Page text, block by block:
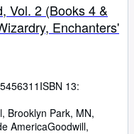
Vol. 2 (Books 4 &
Enchanters'
ISBN 13:
Brooklyn Park, MN,
AmericaGoodwill,